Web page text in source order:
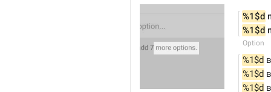
%1$d
%1$d
Option
%1$d
%1$d
%1$d